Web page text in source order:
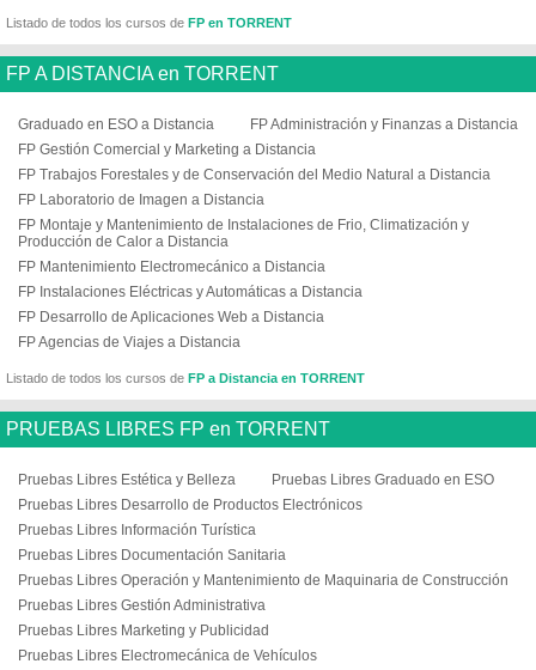
Listado de todos los cursos de FP en TORRENT
FP A DISTANCIA en TORRENT
Graduado en ESO a Distancia
FP Administración y Finanzas a Distancia
FP Gestión Comercial y Marketing a Distancia
FP Trabajos Forestales y de Conservación del Medio Natural a Distancia
FP Laboratorio de Imagen a Distancia
FP Montaje y Mantenimiento de Instalaciones de Frio, Climatización y
Producción de Calor a Distancia
FP Mantenimiento Electromecánico a Distancia
FP Instalaciones Eléctricas y Automáticas a Distancia
FP Desarrollo de Aplicaciones Web a Distancia
FP Agencias de Viajes a Distancia
Listado de todos los cursos de FP a Distancia en TORRENT
PRUEBAS LIBRES FP en TORRENT
Pruebas Libres Estética y Belleza
Pruebas Libres Graduado en ESO
Pruebas Libres Desarrollo de Productos Electrónicos
Pruebas Libres Información Turística
Pruebas Libres Documentación Sanitaria
Pruebas Libres Operación y Mantenimiento de Maquinaria de Construcción
Pruebas Libres Gestión Administrativa
Pruebas Libres Marketing y Publicidad
Pruebas Libres Electromecánica de Vehículos